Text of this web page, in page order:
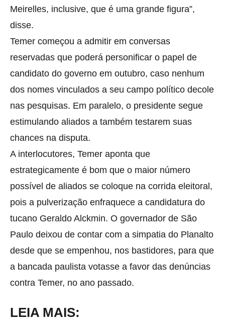
Meirelles, inclusive, que é uma grande figura”,
disse.
Temer começou a admitir em conversas
reservadas que poderá personificar o papel de
candidato do governo em outubro, caso nenhum
dos nomes vinculados a seu campo político decole
nas pesquisas. Em paralelo, o presidente segue
estimulando aliados a também testarem suas
chances na disputa.
A interlocutores, Temer aponta que
estrategicamente é bom que o maior número
possível de aliados se coloque na corrida eleitoral,
pois a pulverização enfraquece a candidatura do
tucano Geraldo Alckmin. O governador de São
Paulo deixou de contar com a simpatia do Planalto
desde que se empenhou, nos bastidores, para que
a bancada paulista votasse a favor das denúncias
contra Temer, no ano passado.
LEIA MAIS: